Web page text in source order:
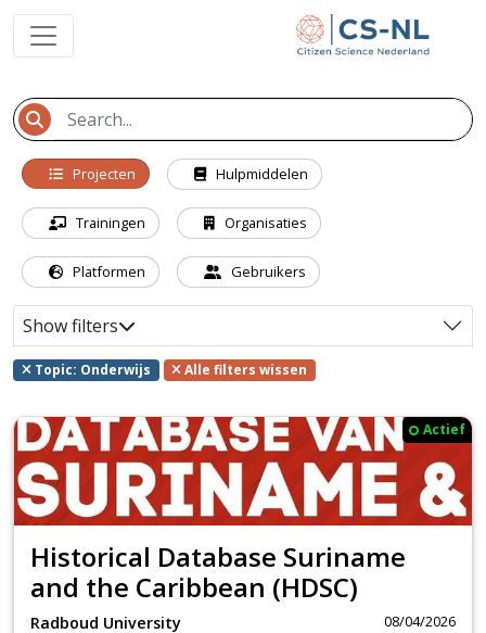
Projecten Hulpmiddelen
Trainingen Organisaties
Platformen Gebruikers
Show filters
Topic: Onderwijs Alle filters wissen
Actief
Historical Database Suriname
and the Caribbean (HDSC)
Radboud University 08/04/2026